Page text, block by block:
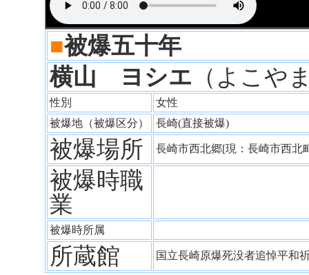
■被爆五十年
横山 ヨシエ （よこ
性別
女性
被爆地（被爆区分）
長崎(直接被爆)
被爆場所 長崎市西北郷[現：長崎市西
被爆時職
業
被爆時所属
所蔵館 国立長崎原爆死没者追悼平